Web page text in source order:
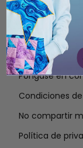
ACERCA DE
Acerca de SVP
Póngase en
Condiciones
No compartir
Política de